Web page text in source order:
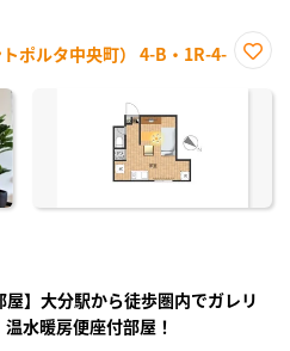
ポルタ中央町） 4-B・1R-4-
に入
】大分駅から徒歩圏内でガレリ
水暖房便座付部屋！